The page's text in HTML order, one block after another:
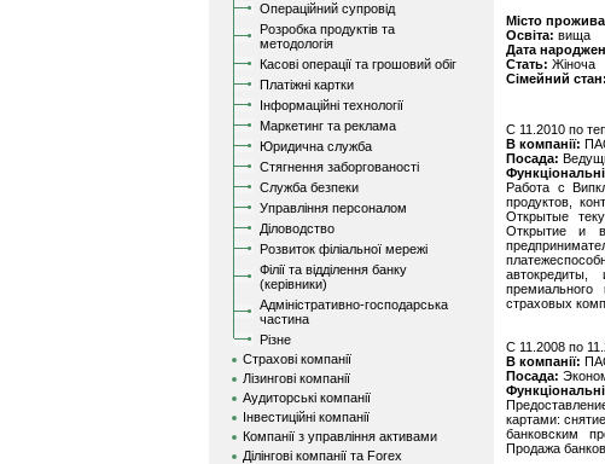
Операційний супровід
Розробка продуктів та
методологія
Касові операції та грошовий обіг
Платіжні картки
Інформаційні технології
Маркетинг та реклама
Юридична служба
Стягнення заборгованості
Служба безпеки
Управління персоналом
Діловодство
Розвиток філіальної мережі
Філії та відділення банку
(керівники)
Адміністративно-господарська
частина
Різне
Страхові компанії
Лізингові компанії
Аудиторські компанії
Інвестиційні компанії
Компанії з управління активами
Ділінгові компанії та Forex
Місто
Освіта: вища
Дата
Стать: Жіноча
Сімейний стан:
C 11.2010 по
В компанії:
Посада:
Работа с
продуктов,
Открытые
Открытие и
премиального
страховых
C 11.2008 по
В компанії:
Посада:
картами:
банковским
Продажа